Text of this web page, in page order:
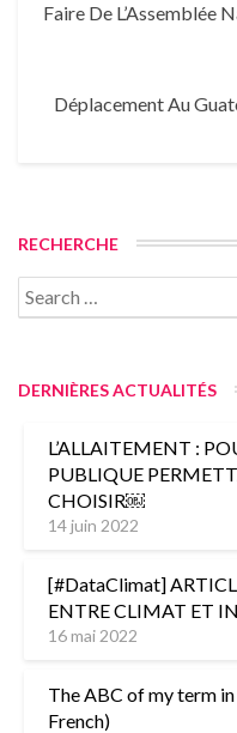
Faire De L’Assemblée
Déplacement Au
RECHERCHE
Search
for:
DERNIÈRES ACTUALITÉS
L’ALLAITEMENT :
PUBLIQUE
CHOISIR￼
14 juin 2022
[#DataClimat]
ENTRE CLIMAT ET
16 mai 2022
The ABC of my term
French)